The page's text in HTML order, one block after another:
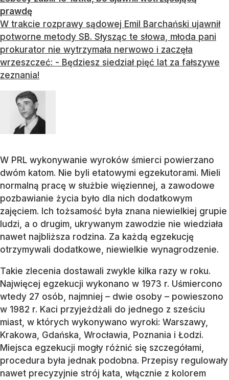
prawdę
W trakcie rozprawy sądowej Emil Barchański ujawnił
potworne metody SB. Słysząc te słowa, młoda pani
prokurator nie wytrzymała nerwowo i zaczęła
wrzeszczeć: - Będziesz siedział pięć lat za fałszywe
zeznania!
W PRL wykonywanie wyroków śmierci powierzano
dwóm katom. Nie byli etatowymi egzekutorami. Mieli
normalną pracę w służbie więziennej, a zawodowe
pozbawianie życia było dla nich dodatkowym
zajęciem. Ich tożsamość była znana niewielkiej grupie
ludzi, a o drugim, ukrywanym zawodzie nie wiedziała
nawet najbliższa rodzina. Za każdą egzekucję
otrzymywali dodatkowe, niewielkie wynagrodzenie.
Takie zlecenia dostawali zwykle kilka razy w roku.
Najwięcej egzekucji wykonano w 1973 r. Uśmiercono
wtedy 27 osób, najmniej – dwie osoby – powieszono
w 1982 r. Kaci przyjeżdżali do jednego z sześciu
miast, w których wykonywano wyroki: Warszawy,
Krakowa, Gdańska, Wrocławia, Poznania i Łodzi.
Miejsca egzekucji mogły różnić się szczegółami,
procedura była jednak podobna. Przepisy regulowały
nawet precyzyjnie strój kata, włącznie z kolorem